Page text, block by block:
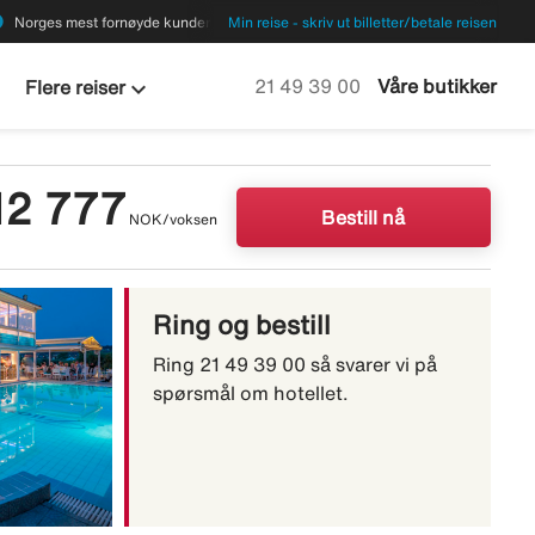
Norges mest fornøyde kunder Min reise - skriv ut billetter/betale reisen
Flere reiserkeyboard_arrow_down Ring oss på
21 49 39 00 Våre butikker
777 NOK/voksen Bestill nå
Ring og bestill
Ring 21 49 39 00 så svarer vi på
spørsmål om hotellet.